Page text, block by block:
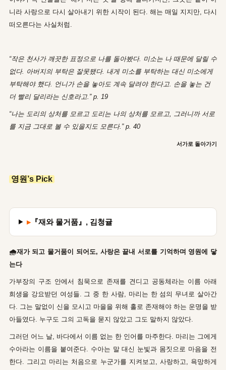
니라 사랑으로 다시 살아내기 위한 시작이 된다. 해는 매일 지지만, 다시
떠오른다는 사실처럼.
“작은 천사가 깨끗한 표정으로 나를 돌아봤다. 미소는 나 때문에 달릴 수
없다. 아버지의 부탁은 잘못됐다. 내게 미소를 부탁하는 대신 미소에게
부탁해야 했다. 언니가 손을 놓아도 계속 달려야 한다고. 손을 놓는 건
더 빨리 달리라는 신호라고.” p. 19
“나는 도리의 상처를 모르고 도리는 나의 상처를 모르고, 그러니까 서로
를 지금 그대로 볼 수 있을지도 모른다.” p. 40
서가로 돌아가기
영원’s Pick
▸『재와 물거품』, 김청귤
🌧재가 되고 물거품이 되어도, 사랑은 끝내 서로를 기억하며 영원에 닿
는다
가부장의 구조 안에서 침묵으로 존재를 견디고 공동체라는 이름 아래
희생을 강요받던 여성들. 그 중 한 사람, 마리는 한 섬의 무녀로 살아간
다. 그는 말없이 신을 모시고 마을을 위해 홀로 존재해야 하는 운명을 받
아들였다. 누구도 그의 고독을 묻지 않았고 그도 말하지 않았다.
그러던 어느 날, 바다에서 이름 없는 한 인어를 마주한다. 마리는 그에게
수아라는 이름을 붙여준다. 수아는 말 대신 눈빛과 몸짓으로 마음을 전
한다. 그리고 마리는 처음으로 누군가를 지켜보고, 사랑하고, 욕망하게